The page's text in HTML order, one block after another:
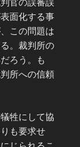
官の誤審誤
面化する事
この問題は
。裁判所の
ろう。も
所への信頼
牲にして協
も要求せ